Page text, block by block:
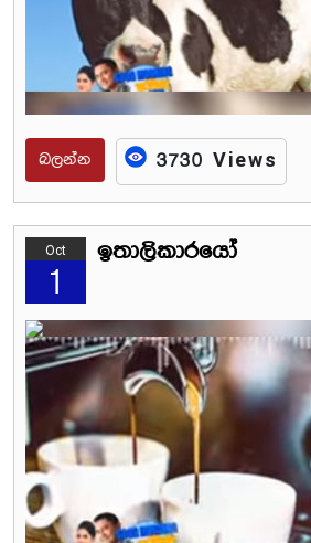
බලන්න 3730 Views
Oct
1
ඉතාලිකාරයෝ